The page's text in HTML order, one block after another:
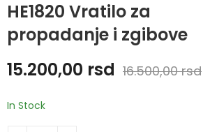
HE1820 Vratilo za
propadanje i zgibove
15.200,00 rsd 16.500,00rsd
In Stock